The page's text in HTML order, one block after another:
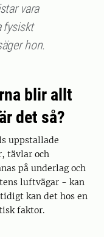
vara
fysiskt
hon.
blir allt
det så?
uppstallade
tävlar och
på underlag och
luftvägar - kan
kan det hos en
faktor.